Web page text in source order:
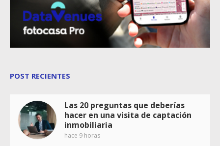
POST RECIENTES
Las 20 preguntas que deberías
hacer en una visita de captación
inmobiliaria
hace 9 horas